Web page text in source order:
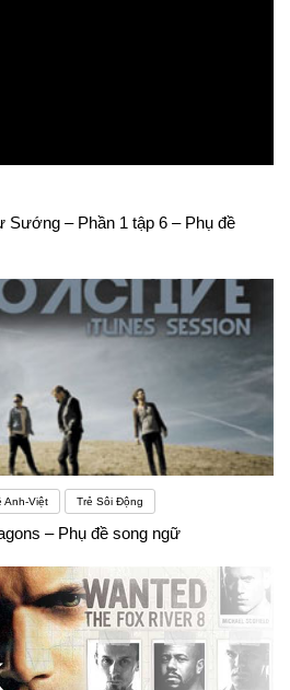
Sướng – Phần 1 tập 6 – Phụ đề
Anh-Việt Trẻ Sôi Động
– Phụ đề song ngữ